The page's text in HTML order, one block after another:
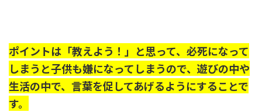
ポイントは「教えよう！」と思って、必死になって
しまうと子供も嫌になってしまうので、遊びの中や
生活の中で、言葉を促してあげるようにすることで
す。